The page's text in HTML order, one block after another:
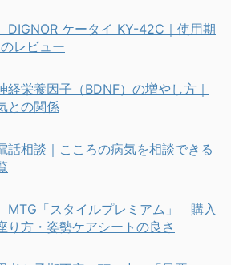
DIGNOR ケータイ KY-42C｜使用期
レビュー
経栄養因子（BDNF）の増やし方｜
との関係
話相談｜こころの病気を相談できる
MTG「スタイルプレミアム」 購入
り方・姿勢ケアシートの良さ